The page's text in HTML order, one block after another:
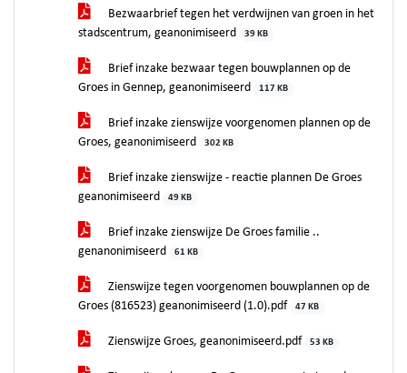
Bezwaarbrief tegen het verdwijnen van groen in het
stadscentrum, geanonimiseerd
39 KB
Brief inzake bezwaar tegen bouwplannen op de
Groes in Gennep, geanonimiseerd
117 KB
Brief inzake zienswijze voorgenomen plannen op de
Groes, geanonimiseerd
302 KB
Brief inzake zienswijze - reactie plannen De Groes
geanonimiseerd
49 KB
Brief inzake zienswijze De Groes familie ..
genanonimiseerd
61 KB
Zienswijze tegen voorgenomen bouwplannen op de
Groes (816523) geanonimiseerd (1.0).pdf
47 KB
Zienswijze Groes, geanonimiseerd.pdf 53 KB